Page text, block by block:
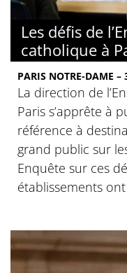
Les défis de
catholique à
PARIS NOTRE-DAME –
La direction de
Paris s’apprête à
référence à
grand public sur
Enquête sur ces
établissements